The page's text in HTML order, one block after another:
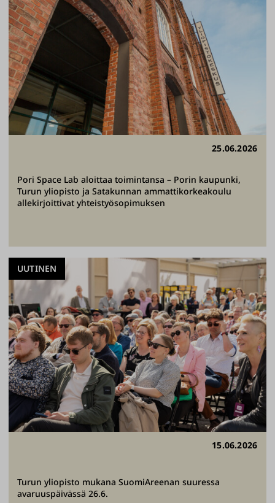
25.06.2026
Pori Space Lab aloittaa toimintansa – Porin kaupunki,
Turun yliopisto ja Satakunnan ammattikorkeakoulu
allekirjoittivat yhteistyösopimuksen
15.06.2026
Turun yliopisto mukana SuomiAreenan suuressa
avaruuspäivässä 26.6.
UUTINEN